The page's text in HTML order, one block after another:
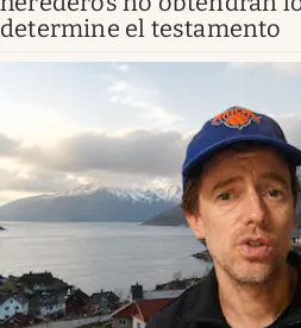
determine el testamento